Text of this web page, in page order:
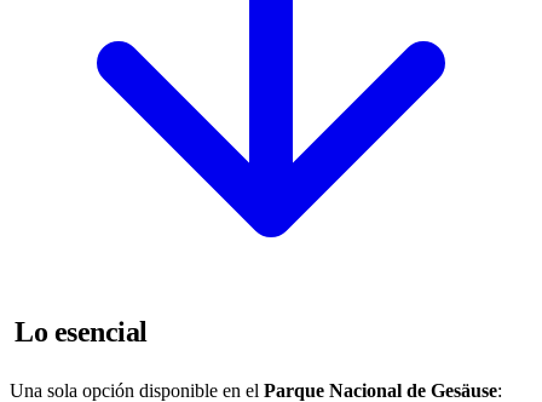
Lo esencial
Una sola opción disponible en el Parque Nacional de Gesäuse: